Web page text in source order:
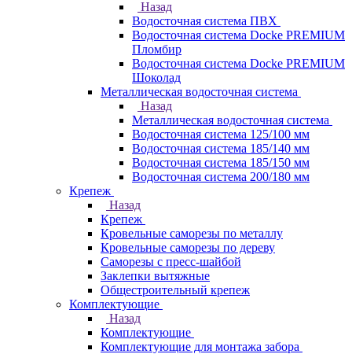
Назад
Водосточная система ПВХ
Водосточная система Docke PREMIUM
Пломбир
Водосточная система Docke PREMIUM
Шоколад
Металлическая водосточная система
Назад
Металлическая водосточная система
Водосточная система 125/100 мм
Водосточная система 185/140 мм
Водосточная система 185/150 мм
Водосточная система 200/180 мм
Крепеж
Назад
Крепеж
Кровельные саморезы по металлу
Кровельные саморезы по дереву
Саморезы с пресс-шайбой
Заклепки вытяжные
Общестроительный крепеж
Комплектующие
Назад
Комплектующие
Комплектующие для монтажа забора